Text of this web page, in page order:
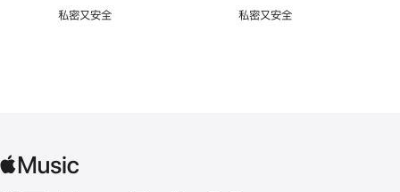
私密又安全 私密又安全